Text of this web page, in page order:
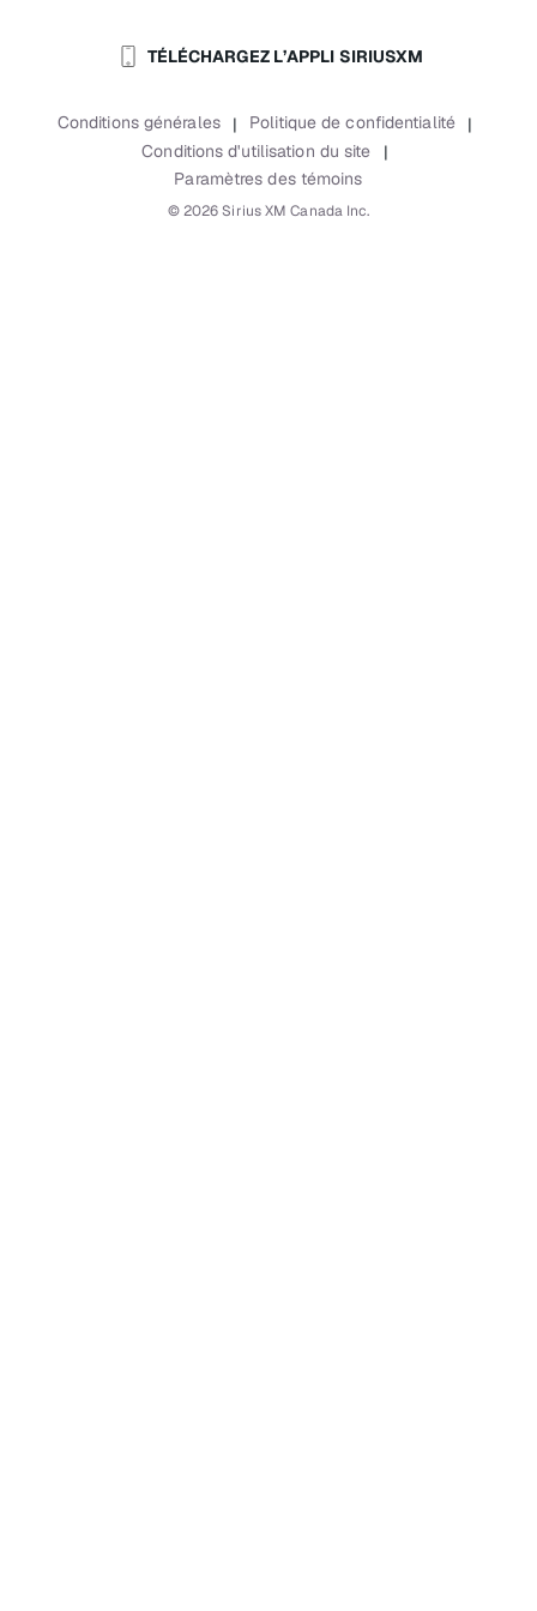
Blogue SiriusXM
Aide et soutienTÉLÉCHARGEZ L’APPLI SIRIUSXM
Conditions générales | Politique de confidentialité
|
Conditions d'utilisation du site
|
Paramètres des témoins
©2026Sirius XM Canada Inc.